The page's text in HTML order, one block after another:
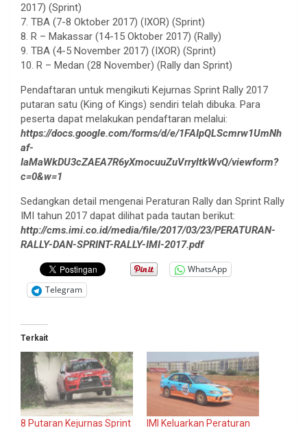
2017) (Sprint)
7. TBA (7-8 Oktober 2017) (IXOR) (Sprint)
8. R – Makassar (14-15 Oktober 2017) (Rally)
9. TBA (4-5 November 2017) (IXOR) (Sprint)
10. R – Medan (28 November) (Rally dan Sprint)
Pendaftaran untuk mengikuti Kejurnas Sprint Rally 2017
putaran satu (King of Kings) sendiri telah dibuka. Para
peserta dapat melakukan pendaftaran melalui:
https://docs.google.com/forms/d/e/1FAIpQLScmrw1UmNh
af-
IaMaWkDU3cZAEA7R6yXmocuuZuVrryltkWvQ/viewform?
c=0&w=1
Sedangkan detail mengenai Peraturan Rally dan Sprint Rally
IMI tahun 2017 dapat dilihat pada tautan berikut:
http://cms.imi.co.id/media/file/2017/03/23/PERATURAN-
RALLY-DAN-SPRINT-RALLY-IMI-2017.pdf
WhatsApp
Telegram
Terkait
8 Putaran Kejurnas Sprint IMI Keluarkan Peraturan